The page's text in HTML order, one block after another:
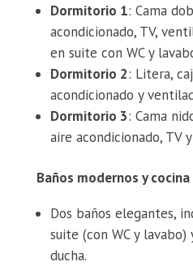
Dormitorio 1: Cama
acondicionado, TV,
en suite con WC y
Dormitorio 2: Litera,
acondicionado y
Dormitorio 3: Cama
aire acondicionado, TV
Baños modernos y
Dos baños elegantes,
suite (con WC y
ducha.